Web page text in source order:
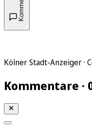
Kölner Stadt-Anzeiger ·
Kommentare ·